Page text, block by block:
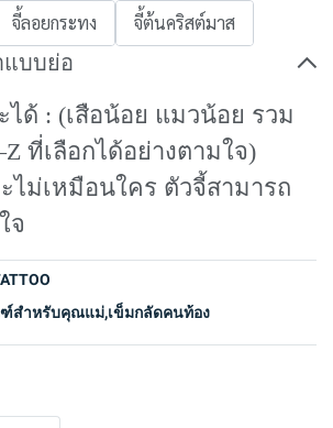
จี้ลอยกระทง จี้ต้นคริสต์มาส
แบบย่อ
ได้ : (เสือน้อย แมวน้อย รวม
ที่เลือกได้อย่างตามใจ)
ไม่เหมือนใคร ตัวจี้สามารถ
จ
สำหรับคุณแม่,เข็มกลัดคนท้อง